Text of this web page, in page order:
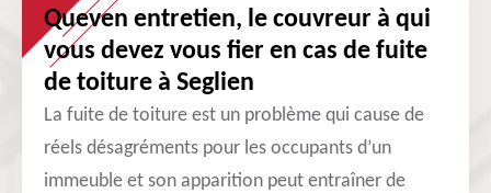
Queven entretien, le couvreur à qui
vous devez vous fier en cas de fuite
de toiture à Seglien
La fuite de toiture est un problème qui cause de
réels désagréments pour les occupants d’un
immeuble et son apparition peut entraîner de